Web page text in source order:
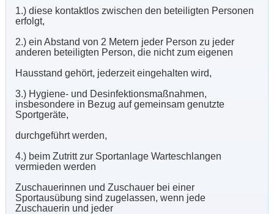
1.) diese kontaktlos zwischen den beteiligten Personen
erfolgt,
2.) ein Abstand von 2 Metern jeder Person zu jeder
anderen beteiligten Person, die nicht zum eigenen
Hausstand gehört, jederzeit eingehalten wird,
3.) Hygiene- und Desinfektionsmaßnahmen,
insbesondere in Bezug auf gemeinsam genutzte
Sportgeräte,
durchgeführt werden,
4.) beim Zutritt zur Sportanlage Warteschlangen
vermieden werden
Zuschauerinnen und Zuschauer bei einer
Sportausübung sind zugelassen, wenn jede
Zuschauerin und jeder